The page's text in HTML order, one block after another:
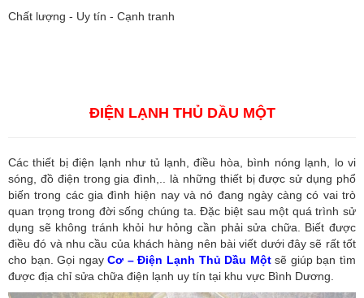
Chất lượng - Uy tín - Cạnh tranh
ĐIỆN LẠNH THỦ DẦU MỘT
Các thiết bị điện lạnh như tủ lạnh, điều hòa, bình nóng lạnh, lo vi
sóng, đồ điện trong gia đình,.. là những thiết bị được sử dụng phổ
biến trong các gia đình hiện nay và nó đang ngày càng có vai trò
quan trọng trong đời sống chúng ta. Đặc biệt sau một quá trình sử
dụng sẽ không tránh khỏi hư hỏng cần phải sửa chữa. Biết được
điều đó và nhu cầu của khách hàng nên bài viết dưới đây sẽ rất tốt
cho bạn. Gọi ngayCơ – Điện Lạnh Thủ Dầu Một sẽ giúp bạn tìm
được địa chỉ sửa chữa điện lạnh uy tín tại khu vực Bình Dương.